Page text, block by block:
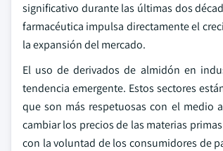
significativo durante las últimas dos
farmacéutica impulsa directamente el
la expansión del mercado.
El uso de derivados de almidón en
tendencia emergente. Estos sectores
que son más respetuosas con el medio
cambiar los precios de las materias
con la voluntad de los consumidores de